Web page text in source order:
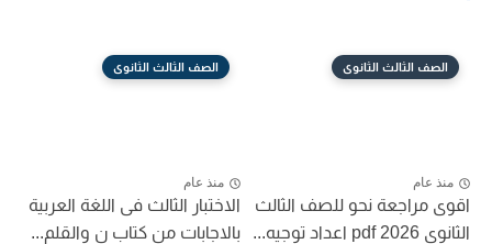
الصف الثالث الثانوى
منذ عام
اقوى مراجعة نحو للصف الثالث
الثانوى 2026 pdf اعداد توجيه...
الصف الثالث الثانوى
منذ عام
الاختبار الثالث فى اللغة العربية
بالاجابات من كتاب ن والقلم...